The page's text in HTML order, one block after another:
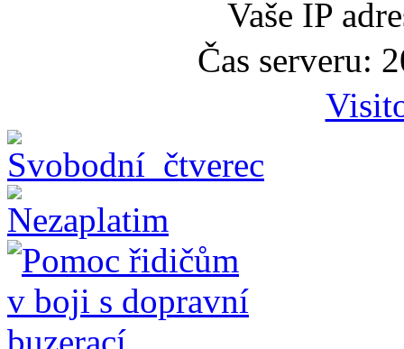
Vaše IP
Čas serveru: